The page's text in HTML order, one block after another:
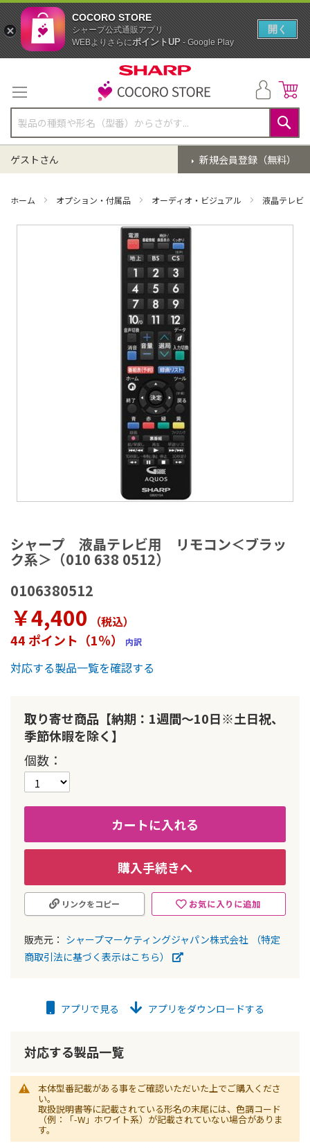
テ
ン
ツ
に
ス
キ
ッ
検
索
新規会員登録（無料）
ゲストさん
ホーム オプション・付属品 オーディオ・ビジュアル 液晶テレ
シャープ 液晶テレビ用 リモコン＜ブラッ
ク系＞（010 638 0512）
0106380512
￥4,400 （税込）
44 ポイント（1％） 内訳
対応する製品一覧を確認する
取り寄せ商品【納期：1週間～10日※土日祝、
季節休暇を除く】
個数
カートに入れる
購入手続きへ
お気に入りに追加
リンクをコピー
販売元： シャープマーケティングジャパン株式会社
（特定
商取引法に基づく表示はこちら）
メ
ー
ジ
ャ
リ
ー
の
最
初
動
す
る
アプリで見る アプリをダウンロードする
対応する製品一覧
本体型番記載がある事をご確認いただいた上でご購入くださ
い。
取扱説明書等に記載されている形名の末尾には、色調コード
（例：「-W」ホワイト系）が記載されていない場合がありま
す。
COCORO STORE
シャープ公式通販アプリ
WEBよりさらにポイントUP- Google Play
開く